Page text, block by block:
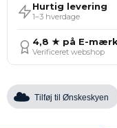
Hurtig levering
1–3 hverdage
4,8 ★ på E-
Verificeret webshop
Tilføj til Ønskeskyen